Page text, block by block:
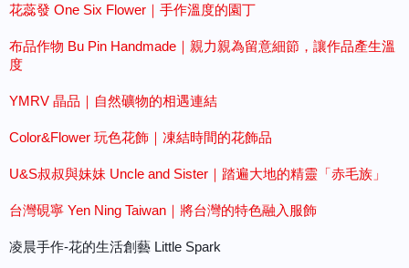
花蕊發 One Six Flower｜手作溫度的園丁
布品作物 Bu Pin Handmade｜親力親為留意細節，讓作品產生溫
度
YMRV 晶品｜自然礦物的相遇連結
Color&Flower 玩色花飾｜凍結時間的花飾品
U&S叔叔與妹妹 Uncle and Sister｜踏遍大地的精靈「赤毛族」
台灣硯寧 Yen Ning Taiwan｜將台灣的特色融入服飾
凌晨手作-花的生活創藝 Little Spark